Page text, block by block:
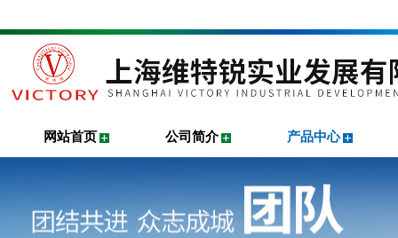
网站首页 公司简介 产品中心